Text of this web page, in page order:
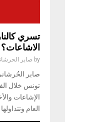
تسري
الاشاعات؟
by صابر
صابر
تونس خلال
الإشاعات
العام